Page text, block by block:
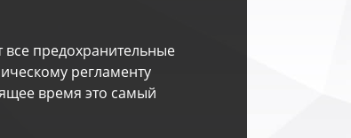
все предохранительные
регламенту
время это самый